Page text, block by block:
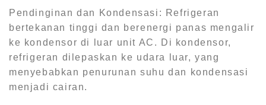
Pendinginan dan Kondensasi: Refrigeran
bertekanan tinggi dan berenergi panas mengalir
ke kondensor di luar unit AC. Di kondensor,
refrigeran dilepaskan ke udara luar, yang
menyebabkan penurunan suhu dan kondensasi
menjadi cairan.